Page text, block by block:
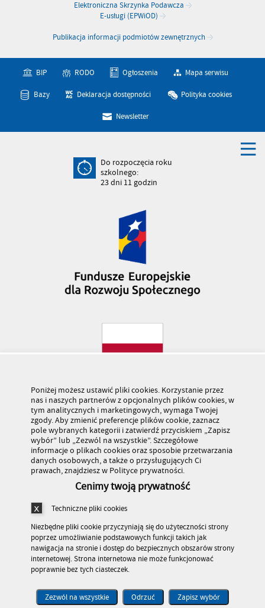
Elektroniczna Skrzynka Podawcza
E-usługi (EPWiOD)
Publikacja informacji podmiotów zewnętrznych
BIP RODO Ogłoszenia Mapa serwisu
Bazy Deklaracja dostępności Polityka cookies
Newsletter
Do rozpoczęcia roku
szkolnego:
23dni 11godzin
Stronę odwiedziło 179 483 682 osób
Poniżej możesz ustawić pliki cookies. Korzystanie przez
nas i naszych partnerów z opcjonalnych plików cookies, w
tym analitycznych i marketingowych, wymaga Twojej
zgody. Aby zmienić preferencje plików cookie, zaznacz
pole wybranych kategorii i zatwierdź przyciskiem „Zapisz
wybór” lub „Zezwól na wszystkie”. Szczegółowe
informacje o plikach cookies oraz sposobie przetwarzania
danych osobowych, a także o przysługujących Ci
prawach, znajdziesz w Polityce prywatności.
Cenimy twoją prywatność
Techniczne pliki cookies
Niezbędne pliki cookie przyczyniają się do użyteczności strony
poprzez umożliwianie podstawowych funkcji takich jak
nawigacja na stronie i dostęp do bezpiecznych obszarów strony
internetowej. Strona internetowa nie może funkcjonować
poprawnie bez tych ciasteczek.